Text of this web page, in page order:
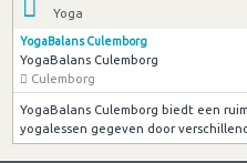
Yoga
YogaBalans Culemborg
YogaBalans Culemborg
Culemborg
YogaBalans Culemborg biedt een
yogalessen gegeven door